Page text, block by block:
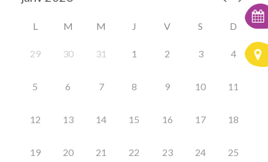
L M M J V S D
29 30 31 1 2 3 4
5 6 7 8 9 10 11
12 13 14 15 16 17 18
19 20 21 22 23 24 25